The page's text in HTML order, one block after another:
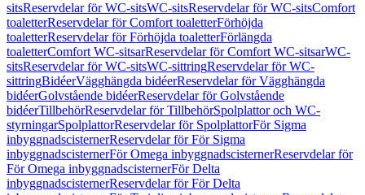
sitsReservdelar för WC-sitsWC-sitsReservdelar för WC-sitsComfort
toaletterReservdelar för Comfort toaletterFörhöjda
toaletterReservdelar för Förhöjda toaletterFörlängda
toaletterComfort WC-sitsarReservdelar för Comfort WC-sitsarWC-
sitsReservdelar för WC-sitsWC-sittringReservdelar för WC-
sittringBidéerVägghängda bidéerReservdelar för Vägghängda
bidéerGolvstående bidéerReservdelar för Golvstående
bidéerTillbehörReservdelar för TillbehörSpolplattor och WC-
styrningarSpolplattorReservdelar för SpolplattorFör Sigma
inbyggnadscisternerReservdelar för För Sigma
inbyggnadscisternerFör Omega inbyggnadscisternerReservdelar för
För Omega inbyggnadscisternerFör Delta
inbyggnadscisternerReservdelar för För Delta